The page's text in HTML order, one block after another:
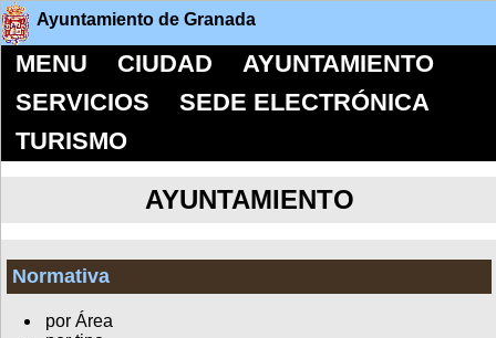
Ayuntamiento de Granada
MENU CIUDAD
AYUNTAMIENTO
SERVICIOS
SEDE ELECTRÓNICA
TURISMO
AYUNTAMIENTO
Normativa
por Área